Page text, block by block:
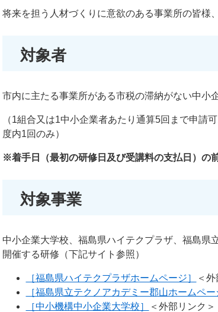
将来を担う人材づくりに意欲のある事業所の皆様
対象者
市内に主たる事業所がある市税の滞納がない中小
（1組合又は1中小企業者あたり通算5回まで申請
度内1回のみ）
※着手日（最初の研修日及び受講料の支払日）の
対象事業
中小企業大学校、福島県ハイテクプラザ、福島県
開催する研修（下記サイト参照）
［福島県ハイテクプラザホームページ］
＜
［福島県立テクノアカデミー郡山ホームペー
［中小機構中小企業大学校］
＜外部リンク＞